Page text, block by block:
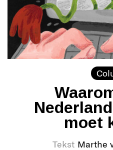
moet
Tekst Marthe